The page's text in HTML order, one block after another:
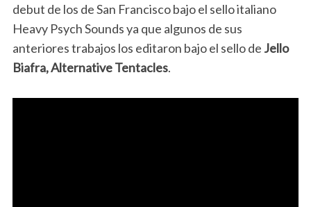
debut de los de San Francisco bajo el sello italiano
Heavy Psych Sounds ya que algunos de sus
anteriores trabajos los editaron bajo el sello de Jello
Biafra, Alternative Tentacles.